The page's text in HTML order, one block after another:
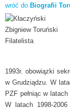
wróć do Biografii
1993r. obowiązki
w Grudziądzu. W
PZF pełniąc w
W latach 1998-